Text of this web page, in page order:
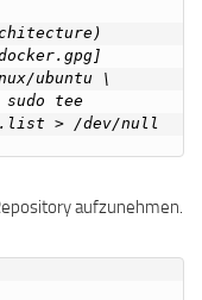
ubuntu \
aufzunehmen.